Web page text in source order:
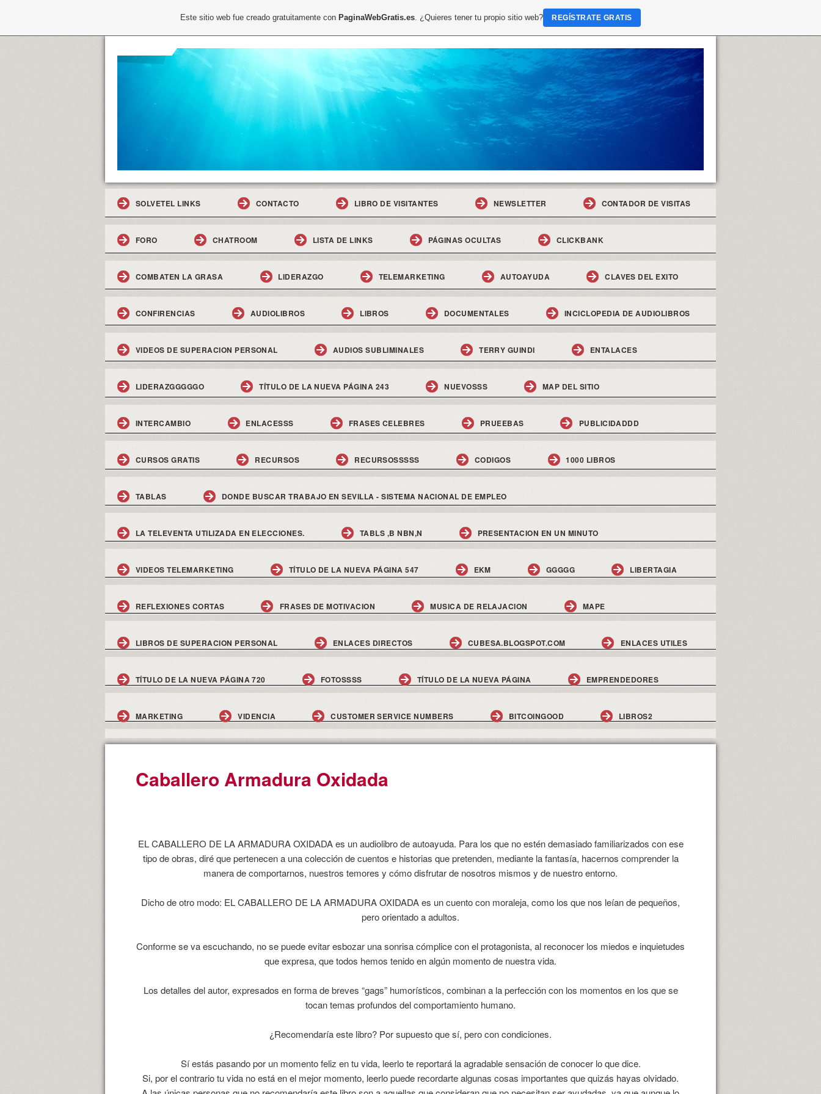
SOLVETEL LINKS CONTACTO LIBRO DE VISITANTES NEWSLETTER CONTADOR DE VISITAS
FORO CHATROOM LISTA DE LINKS PÁGINAS OCULTAS CLICKBANK
COMBATEN LA GRASA LIDERAZGO TELEMARKETING AUTOAYUDA CLAVES DEL EXITO
CONFIRENCIAS AUDIOLIBROS LIBROS DOCUMENTALES INCICLOPEDIA DE AUDIOLIBROS
VIDEOS DE SUPERACION PERSONAL AUDIOS SUBLIMINALES TERRY GUINDI ENTALACES
LIDERAZGGGGGO TÍTULO DE LA NUEVA PÁGINA 243 NUEVOSSS MAP DEL SITIO
INTERCAMBIO ENLACESSS FRASES CELEBRES PRUEEBAS PUBLICIDADDD
CURSOS GRATIS RECURSOS RECURSOSSSSS CODIGOS 1000 LIBROS
TABLAS DONDE BUSCAR TRABAJO EN SEVILLA - SISTEMA NACIONAL DE EMPLEO
LA TELEVENTA UTILIZADA EN ELECCIONES. TABLS ,B NBN,N PRESENTACION EN UN MINUTO
VIDEOS TELEMARKETING TÍTULO DE LA NUEVA PÁGINA 547 EKM GGGGG LIBERTAGIA
REFLEXIONES CORTAS FRASES DE MOTIVACION MUSICA DE RELAJACION MAPE
LIBROS DE SUPERACION PERSONAL ENLACES DIRECTOS CUBESA.BLOGSPOT.COM ENLACES UTILES
TÍTULO DE LA NUEVA PÁGINA 720 FOTOSSSS TÍTULO DE LA NUEVA PÁGINA EMPRENDEDORES
MARKETING VIDENCIA CUSTOMER SERVICE NUMBERS BITCOINGOOD LIBROS2
Caballero Armadura Oxidada
EL CABALLERO DE LA ARMADURA OXIDADA es un audiolibro de autoayuda. Para los que no estén demasiado familiarizados con ese
tipo de obras, diré que pertenecen a una colección de cuentos e historias que pretenden, mediante la fantasía, hacernos comprender la
manera de comportarnos, nuestros temores y cómo disfrutar de nosotros mismos y de nuestro entorno.
Dicho de otro modo: EL CABALLERO DE LA ARMADURA OXIDADA es un cuento con moraleja, como los que nos leían de pequeños,
pero orientado a adultos.
Conforme se va escuchando, no se puede evitar esbozar una sonrisa cómplice con el protagonista, al reconocer los miedos e inquietudes
que expresa, que todos hemos tenido en algún momento de nuestra vida.
Los detalles del autor, expresados en forma de breves “gags” humorísticos, combinan a la perfección con los momentos en los que se
tocan temas profundos del comportamiento humano.
¿Recomendaría este libro? Por supuesto que sí, pero con condiciones.
Sí estás pasando por un momento feliz en tu vida, leerlo te reportará la agradable sensación de conocer lo que dice.
Si, por el contrario tu vida no está en el mejor momento, leerlo puede recordarte algunas cosas importantes que quizás hayas olvidado.
Este sitio web fue creado gratuitamente con PaginaWebGratis.es. ¿Quieres tener tu propio sitio web? REGÍSTRATE GRATIS